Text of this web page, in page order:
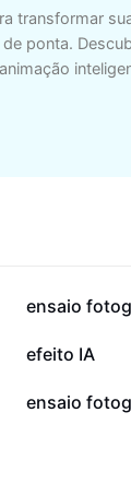
transformar
ponta.
gratuito para
ou diversão
visualmente
estilos
online e
podem
mais
sua
522,1 mil
ensaio
99,2 mil
efeito IA
35,8 mil
ensaio